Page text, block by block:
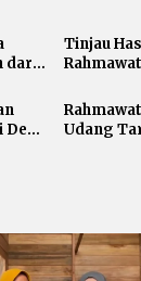
dari
Tinjau
Udang